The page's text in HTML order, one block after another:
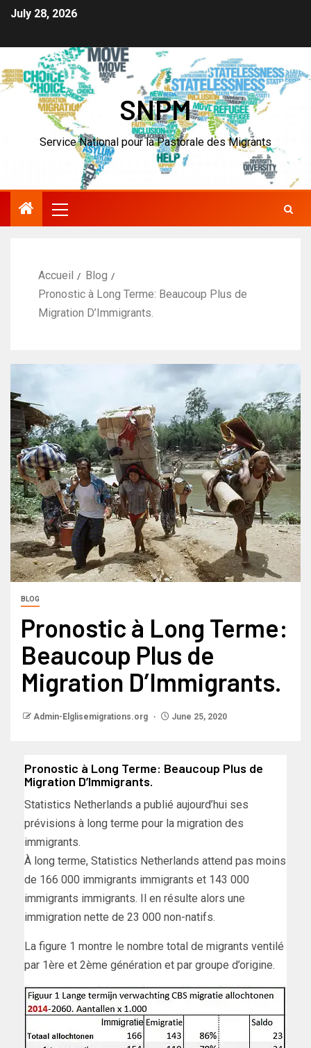
July 28, 2026
SNPM
Service National pour la Pastorale des Migrants
Accueil
Blog
Pronostic à Long Terme: Beaucoup Plus de
Migration D’Immigrants.
BLOG
Pronostic à Long Terme:
Beaucoup Plus de
Migration D’Immigrants.
Admin-Elglisemigrations.org June 25, 2020
Pronostic à Long Terme: Beaucoup Plus de
Migration D’Immigrants.
Statistics Netherlands a publié aujourd’hui ses
prévisions à long terme pour la migration des
immigrants.
À long terme, Statistics Netherlands attend pas moins
de 166 000 immigrants immigrants et 143 000
immigrants immigrants. Il en résulte alors une
immigration nette de 23 000 non-natifs.
La figure 1 montre le nombre total de migrants ventilé
par 1ère et 2ème génération et par groupe d’origine.